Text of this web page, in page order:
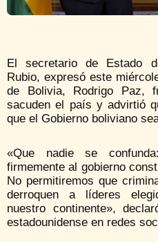
El secretario de Estado
Rubio, expresó este
de Bolivia, Rodrigo Paz,
sacuden el país y advirtió
que el Gobierno boliviano
«Que nadie se
firmemente al gobierno
No permitiremos que
derroquen a líderes
nuestro continente»,
estadounidense en redes